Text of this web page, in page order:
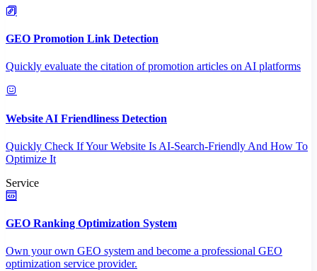
GEO Promotion Link Detection
Quickly evaluate the citation of promotion articles on AI platforms
Website AI Friendliness Detection
Quickly Check If Your Website Is AI-Search-Friendly And How To
Optimize It
Service
GEO Ranking Optimization System
Own your own GEO system and become a professional GEO
optimization service provider.